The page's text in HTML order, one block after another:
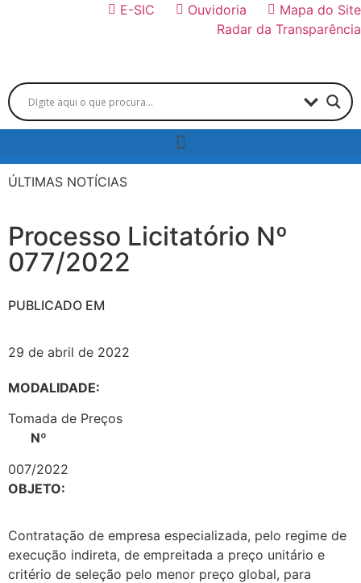
E-SIC Ouvidoria
Mapa do Site
Radar da Transparência
ÚLTIMAS NOTÍCIAS
Processo Licitatório Nº
077/2022
PUBLICADO EM
29 de abril de 2022
MODALIDADE:
Tomada de Preços
Nº
007/2022
OBJETO:
Contratação de empresa especializada, pelo regime de
execução indireta, de empreitada a preço unitário e
critério de seleção pelo menor preço global, para